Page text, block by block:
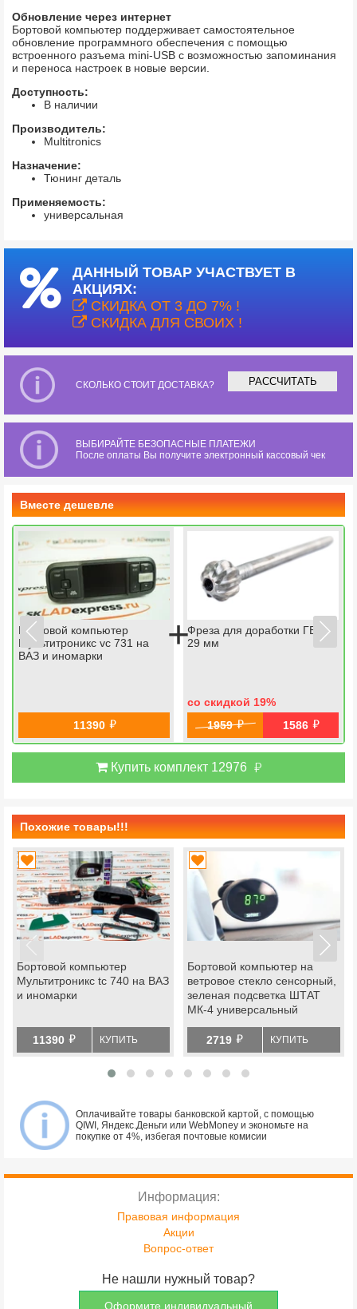
Обновление через интернет
Бортовой компьютер поддерживает самостоятельное
обновление программного обеспечения с помощью
встроенного разъема mini-USB с возможностью запоминания
и переноса настроек в новые версии.
Доступность:
В наличии
Производитель:
Multitronics
Назначение:
Тюнинг деталь
Применяемость:
универсальная
ДАННЫЙ ТОВАР УЧАСТВУЕТ В
АКЦИЯХ:
СКИДКА ОТ 3 ДО 7% !
СКИДКА ДЛЯ СВОИХ !
СКОЛЬКО СТОИТ ДОСТАВКА? РАССЧИТАТЬ
ВЫБИРАЙТЕ БЕЗОПАСНЫЕ ПЛАТЕЖИ
После оплаты Вы получите электронный кассовый чек
Вместе дешевле
Бортовой компьютер
Мультитроникс vc 731 на
ВАЗ и иномарки
11390 й
+Фреза для доработки ГБЦ
29 мм
со скидкой 19%
1959 й 1586 й
Купить комплект 12976 й
Похожие товары!!!
Бортовой компьютер
Мультитроникс tc 740 на ВАЗ
и иномарки
11390 й КУПИТЬ
Бортовой компьютер на
ветровое стекло сенсорный,
зеленая подсветка ШТАТ
МК-4 универсальный
2719 й КУПИТЬ
Оплачивайте товары банковской картой, с помощью
QIWI, Яндекс.Деньги или WebMoney и экономьте на
покупке от 4%, избегая почтовые комисии
Информация:
Правовая информация
Акции
Вопрос-ответ
Не нашли нужный товар?
Оформите индивидуальный